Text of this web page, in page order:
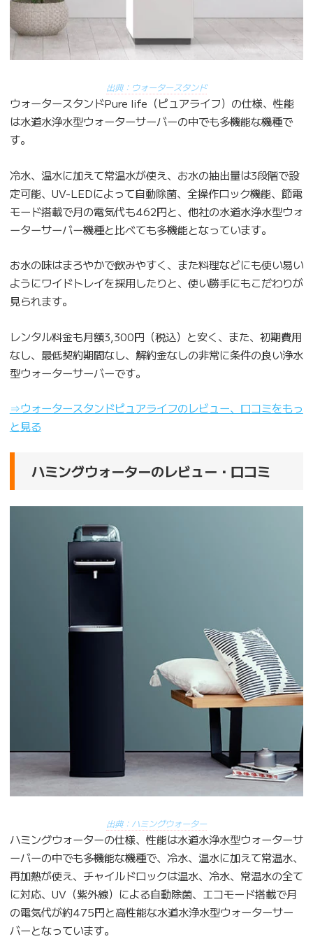
出典：ウォータースタンド
ウォータースタンドPure life（ピュアライフ）の仕様、性能
は水道水浄水型ウォーターサーバーの中でも多機能な機種で
す。
冷水、温水に加えて常温水が使え、お水の抽出量は3段階で設
定可能、UV-LEDによって自動除菌、全操作ロック機能、節電
モード搭載で月の電気代も462円と、他社の水道水浄水型ウォ
ーターサーバー機種と比べても多機能となっています。
お水の味はまろやかで飲みやすく、また料理などにも使い易い
ようにワイドトレイを採用したりと、使い勝手にもこだわりが
見られます。
レンタル料金も月額3,300円（税込）と安く、また、初期費用
なし、最低契約期間なし、解約金なしの非常に条件の良い浄水
型ウォーターサーバーです。
⇒ウォータースタンドピュアライフのレビュー、口コミをもっ
と見る
ハミングウォーターのレビュー・口コミ
出典：ハミングウォーター
ハミングウォーターの仕様、性能は水道水浄水型ウォーターサ
ーバーの中でも多機能な機種で、冷水、温水に加えて常温水、
再加熱が使え、チャイルドロックは温水、冷水、常温水の全て
に対応、UV（紫外線）による自動除菌、エコモード搭載で月
の電気代が約475円と高性能な水道水浄水型ウォーターサー
バーとなっています。